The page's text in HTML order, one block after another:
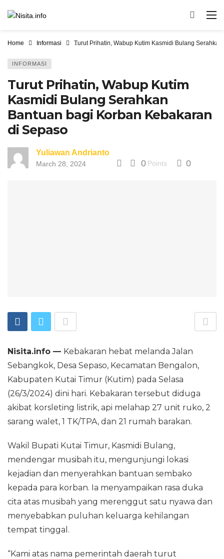
Home Informasi Turut Prihatin, Wabup Kutim Kasmidi Bulang
INFORMASI
Turut Prihatin, Wabup Kutim
Kasmidi Bulang Serahkan
Bantuan bagi Korban Kebakaran
di Sepaso
Yuliawan Andrianto
March 28, 2024 0 Points 0
Nisita.info — Kebakaran hebat melanda Jalan
Sebangkok, Desa Sepaso, Kecamatan Bengalon,
Kabupaten Kutai Timur (Kutim) pada Selasa
(26/3/2024) dini hari. Kebakaran tersebut diduga
akibat korsleting listrik, api melahap 27 unit ruko, 2
sarang walet, 1 TK/TPA, dan 21 rumah barakan.
Wakil Bupati Kutai Timur, Kasmidi Bulang,
mendengar musibah itu, mengunjungi lokasi
kejadian dan menyerahkan bantuan sembako
kepada para korban. Ia menyampaikan rasa duka
cita atas musibah yang merenggut satu nyawa dan
menyebabkan puluhan keluarga kehilangan
tempat tinggal.
“Kami atas nama pemerintah daerah turut